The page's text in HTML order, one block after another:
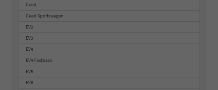
Ceed
Ceed Sportswagon
EV2
EV3
EV4
EV4 Fastback
EV5
EV6